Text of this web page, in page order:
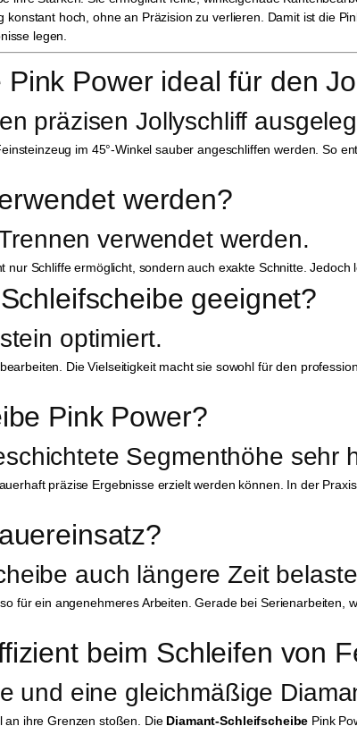
hoch, ohne an Präzision zu verlieren. Damit ist die
legen.
Power ideal für den
präzisen Jollyschliff
im 45°-Winkel sauber angeschliffen werden. So
werden?
verwendet werden.
Schliffe ermöglicht, sondern auch exakte Schnitte. Jedoch
geeignet?
optimiert.
Die Vielseitigkeit macht sie sowohl für den
Pink Power?
Segmenthöhe sehr
präzise Ergebnisse erzielt werden können. In der
auch längere Zeit
für ein angenehmeres Arbeiten. Gerade bei Serienarbeiten,
beim Schleifen von
und eine gleichmäßige
an ihre Grenzen stoßen. Die Diamant-Schleifscheibe Pink